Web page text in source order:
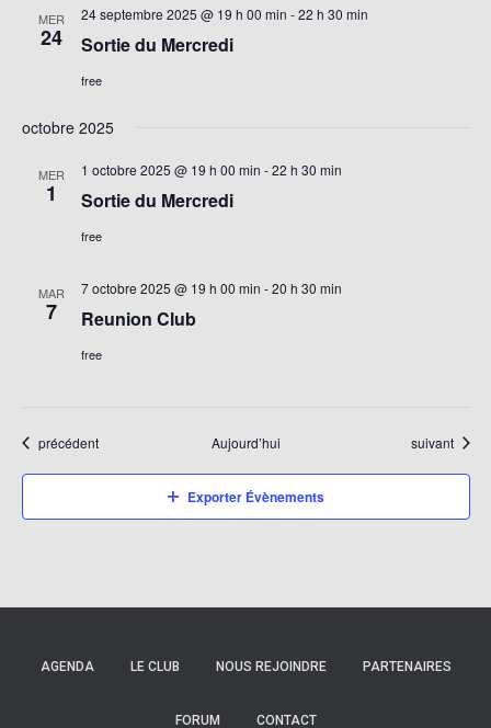
MER
24
24 septembre 2025 @ 19 h 00 min -22 h 30 min
Sortie du Mercredi
free
octobre 2025
MER
1
1 octobre 2025 @ 19 h 00 min -22 h 30 min
Sortie du Mercredi
free
MAR
7
7 octobre 2025 @ 19 h 00 min -20 h 30 min
Reunion Club
free
Évènements
précédent Aujourd’hui Évènements
suivant
Exporter Évènements
AGENDA LE CLUB NOUS REJOINDRE PARTENAIRES
FORUM CONTACT